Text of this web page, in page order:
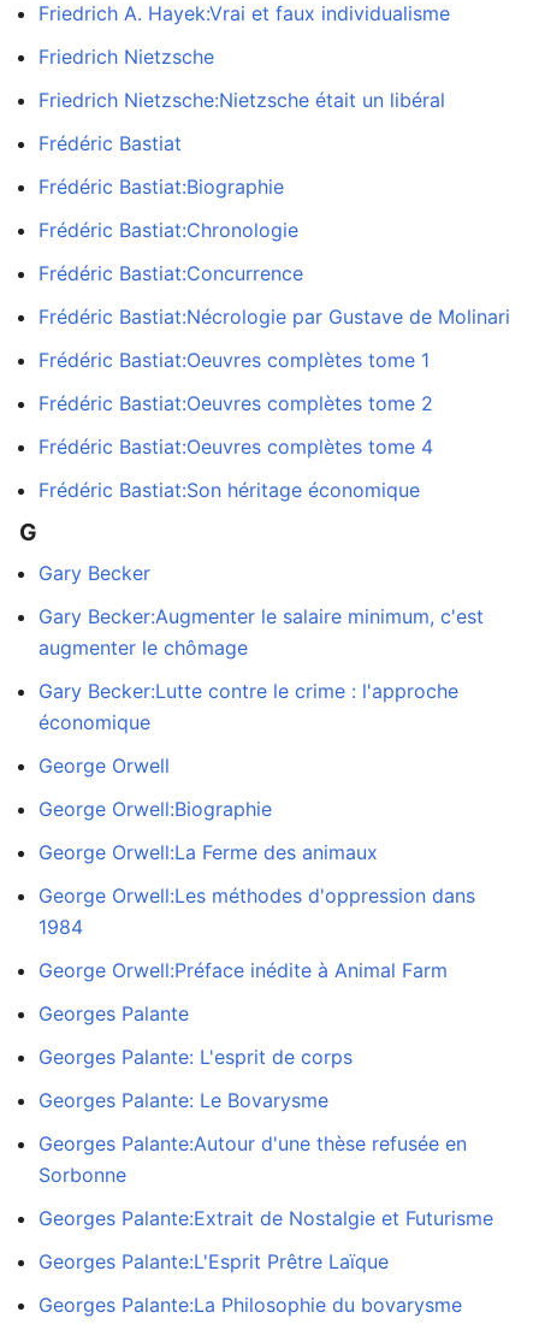
Friedrich A. Hayek:Vrai et faux individualisme
Friedrich Nietzsche
Friedrich Nietzsche:Nietzsche était un libéral
Frédéric Bastiat
Frédéric Bastiat:Biographie
Frédéric Bastiat:Chronologie
Frédéric Bastiat:Concurrence
Frédéric Bastiat:Nécrologie par Gustave de Molinari
Frédéric Bastiat:Oeuvres complètes tome 1
Frédéric Bastiat:Oeuvres complètes tome 2
Frédéric Bastiat:Oeuvres complètes tome 4
Frédéric Bastiat:Son héritage économique
G
Gary Becker
Gary Becker:Augmenter le salaire minimum, c'est
augmenter le chômage
Gary Becker:Lutte contre le crime : l'approche
économique
George Orwell
George Orwell:Biographie
George Orwell:La Ferme des animaux
George Orwell:Les méthodes d'oppression dans
1984
George Orwell:Préface inédite à Animal Farm
Georges Palante
Georges Palante: L'esprit de corps
Georges Palante: Le Bovarysme
Georges Palante:Autour d'une thèse refusée en
Sorbonne
Georges Palante:Extrait de Nostalgie et Futurisme
Georges Palante:L'Esprit Prêtre Laïque
Georges Palante:La Philosophie du bovarysme